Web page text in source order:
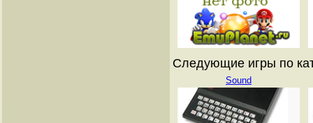
Следующие игры по
Sound